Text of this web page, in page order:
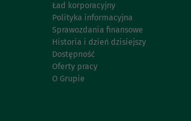
Ład korporacyjny
Polityka informacyjna
Sprawozdania finansowe
Historia i dzień dzisiejszy
Dostępność
Oferty pracy
O Grupie